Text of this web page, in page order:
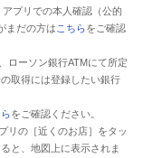
プリでの本人確認（公的
まだの方は こちらをご確認
ローソン銀行ATMにて所定
取得には登録したい銀行
をご確認ください。
リの［近くのお店］をタッ
と、地図上に表示されま